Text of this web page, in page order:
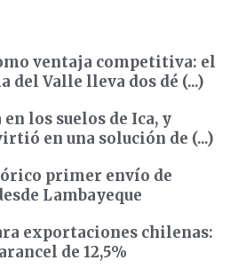
ventaja competitiva: el
del Valle lleva dos dé (...)
los suelos de Ica, y
en una solución de (...)
primer envío de
Lambayeque
exportaciones chilenas:
de 12,5%